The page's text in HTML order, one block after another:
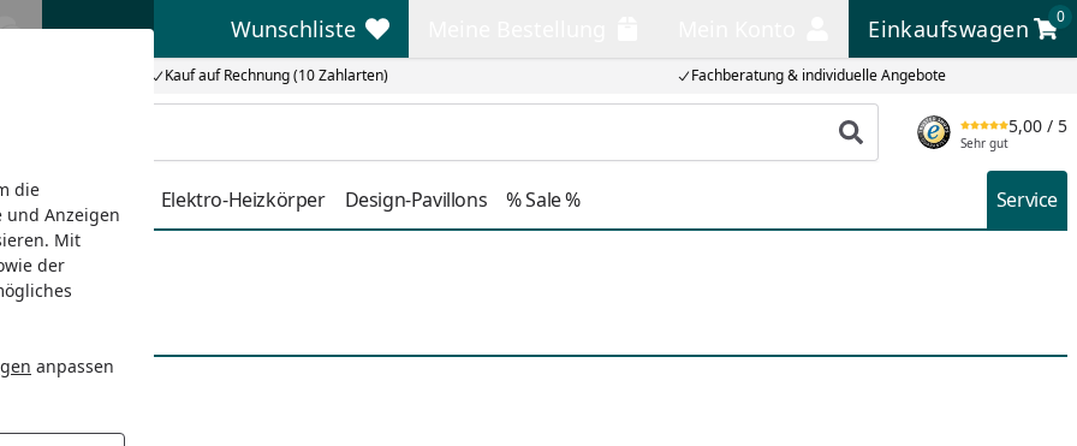
die
und Anzeigen
Mit
der
anpassen
Kauf auf Rechnung (10 Zahlarten) Fachberatung & individuelle Angebote
Wunschliste
Wunschliste Einkaufswagen
0
Einkaufswagen
Produkt suchen
5,00 / 5
Sehr gut
Duschkabinen Elektro-Heizkörper Design-Pavillons % Sale % Service